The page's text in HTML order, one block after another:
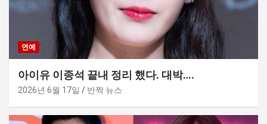
연예
아이유 이종석 끝내 정리 했다. 대박….
2026년 6월 17일 반짝 뉴스